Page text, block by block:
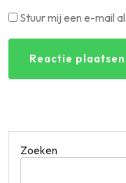
Stuur mij een e-mail
Zoeken